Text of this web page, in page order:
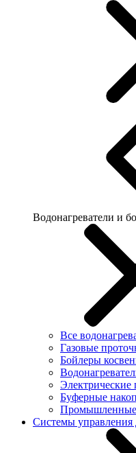
Водонагреватели и
Все
Газовые
Бойлеры
Электрические
Буферные
Промышленные
Системы управления